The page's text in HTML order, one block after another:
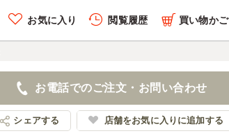
お気に入り 閲覧履歴 買い物かご
お電話でのご注文・お問い合わせ
シェアする 店舗をお気に入りに追加する